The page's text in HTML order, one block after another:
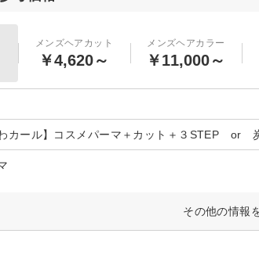
メンズヘアカット
￥4,620～
メンズヘアカラー
￥11,000～
わカール】コスメパーマ＋カット＋３STEP or
その他の情報